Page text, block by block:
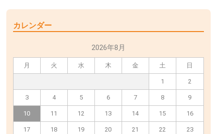
カレンダー
2026年8月
月 火 水 木 金 土 日
1 2
3 4 5 6 7 8 9
10 11 12 13 14 15 16
17 18 19 20 21 22 23